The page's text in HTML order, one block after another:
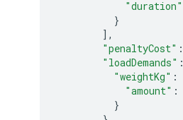
"duration"
}
],
"penaltyCost" :
"loadDemands" :
"weightKg" :
"amount" :
}